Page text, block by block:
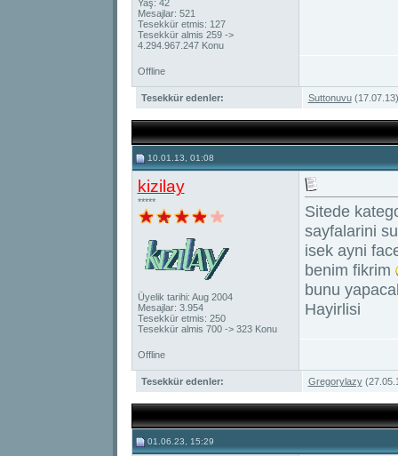
Yaş: 42
Mesajlar: 521
Tesekkür etmis: 127
Tesekkür almis 259 ->
4.294.967.247 Konu
Offline
Tesekkür edenler: Suttonuvu(17.07.13)
10.01.13, 01:08
kizilay
*****
Üyelik tarihi: Aug 2004
Mesajlar: 3.954
Tesekkür etmis: 250
Tesekkür almis 700 -> 323 Konu
Sitede
sayfalarini
isek ayni
benim fikrim
bunu
Hayirlisi
Offline
Tesekkür edenler: Gregorylazy
01.06.23, 15:29